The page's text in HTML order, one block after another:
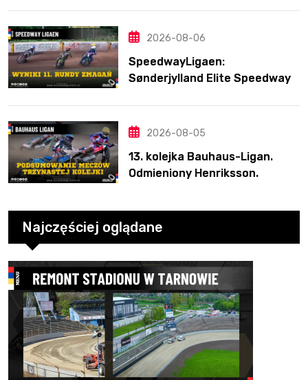
2026-08-06
SpeedwayLigaen:
Sønderjylland Elite Speedway
2026-08-05
13. kolejka Bauhaus-Ligan.
Odmieniony Henriksson.
Najczęściej oglądane